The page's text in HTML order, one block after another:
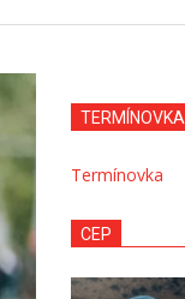
TERMÍNOVKA
Termínovka
CEP